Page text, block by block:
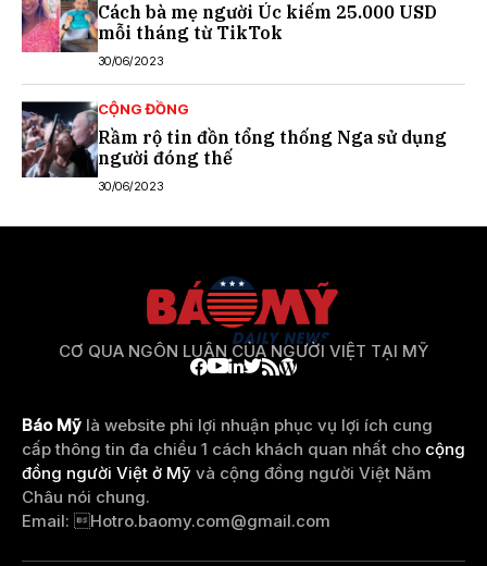
Cách bà mẹ người Úc kiếm 25.000 USD
mỗi tháng từ TikTok
30/06/2023
CỘNG ĐỒNG
Rầm rộ tin đồn tổng thống Nga sử dụng
người đóng thế
30/06/2023
CƠ QUA NGÔN LUẬN CỦA NGƯỜI VIỆT TẠI MỸ
Báo Mỹ là website phi lợi nhuận phục vụ lợi ích cung
cấp thông tin đa chiều 1 cách khách quan nhất cho cộng
đồng người Việt ở Mỹ và cộng đồng người Việt Năm
Châu nói chung.
Email: Hotro.baomy.com@gmail.com